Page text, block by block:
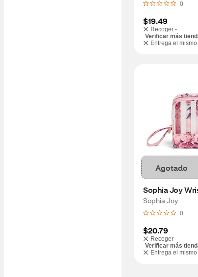
0
$19.49
Recoger -
Verificar más
Entrega el
Agotado
Sophia Joy
Sophia Joy
0
$20.79
Recoger -
Verificar más
Entrega el